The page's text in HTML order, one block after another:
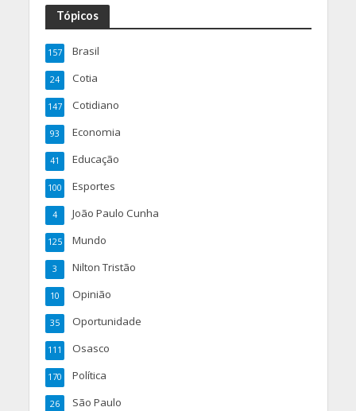
Tópicos
Brasil
157
Cotia
24
Cotidiano
147
Economia
93
Educação
41
Esportes
100
João Paulo Cunha
4
Mundo
125
Nilton Tristão
3
Opinião
10
Oportunidade
35
Osasco
111
Política
170
São Paulo
26